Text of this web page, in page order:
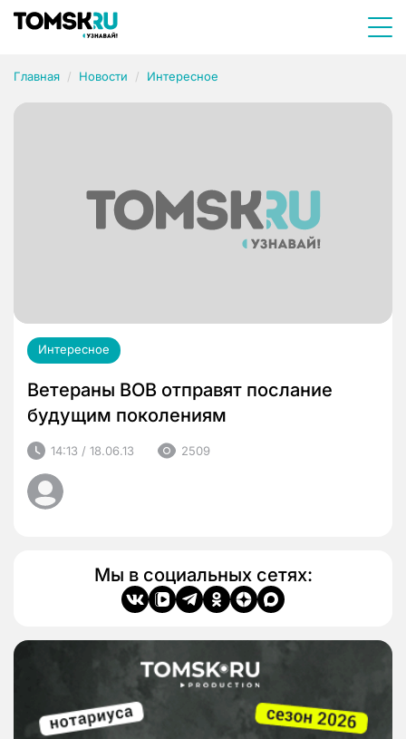
Главная Новости Интересное
Интересное
Ветераны ВОВ отправят послание
будущим поколениям
14:13 / 18.06.13 2509
Мы в социальных сетях: